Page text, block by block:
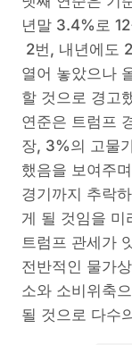
년말 3.4%로
2번, 내년에도
열어 놓았으나
할 것으로 경고
연준은 트럼프
장, 3%의 고물
했음을 보여주
경기까지 추락
게 될 것임을 미
트럼프 관세가
전반적인 물가
소와 소비위축
될 것으로 다수